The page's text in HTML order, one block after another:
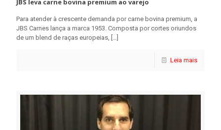
JBS leva carne bovina premium ao varejo
Para atender à crescente demanda por carne bovina premium, a
JBS Carnes lança a marca 1953. Composta por cortes oriundos
de um blend de raças europeias,
Leia mais